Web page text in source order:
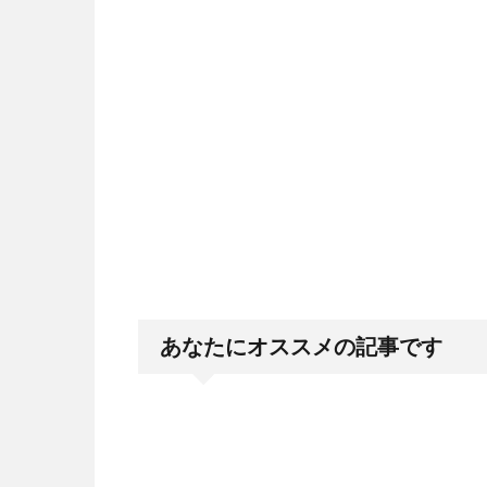
あなたにオススメの記事です